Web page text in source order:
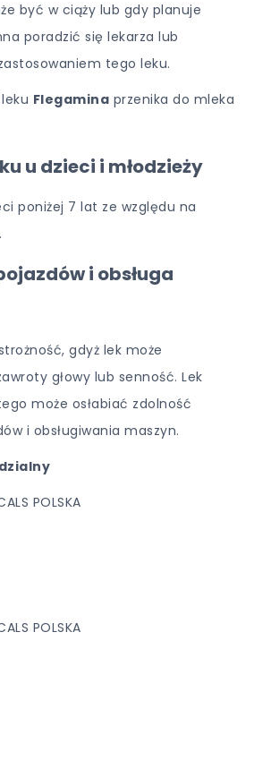
być w ciąży lub gdy planuje
poradzić się lekarza lub
tego leku.
Flegamina przenika do mleka
u dzieci i młodzieży
poniżej 7 lat ze względu na
i obsługa
gdyż lek może
głowy lub senność. Lek
może osłabiać zdolność
i obsługiwania maszyn.
POLSKA
POLSKA